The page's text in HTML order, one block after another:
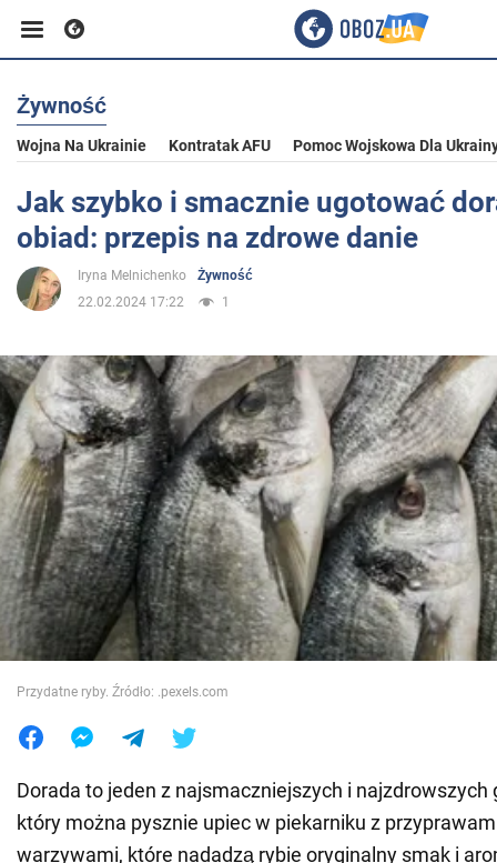
Biznes
Sport
Rozrywka
Polityka
Społeczeństwo
Wojna na Ukrainie
Świat
Jedzenie
Żywność
Wojna Na Ukrainie Kontratak AFU Pomoc Wojskowa Dla
Jak szybko i smacznie ugotować
obiad: przepis na zdrowe danie
Iryna Melnichenko
Żywność
22.02.2024 17:22
1
Przydatne ryby. Źródło: .pexels.com
Dorada to jeden z najsmaczniejszych i najzdrowszych
który można pysznie upiec w piekarniku z
warzywami, które nadadzą rybie oryginalny smak i